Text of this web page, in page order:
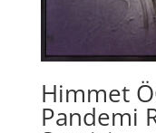
Himmet
Pandemi